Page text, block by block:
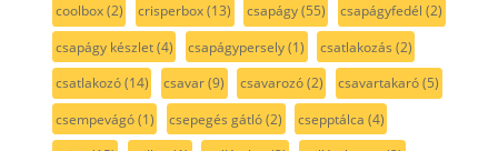
coolbox(2) crisperbox(13) csapágy(55) csapágyfedél (2)
csapágy készlet(4) csapágypersely(1) csatlakozás (2)
csatlakozó(14) csavar(9) csavarozó(2) csavartakaró(5)
csempevágó(1) csepegés gátló(2) csepptálca (4)